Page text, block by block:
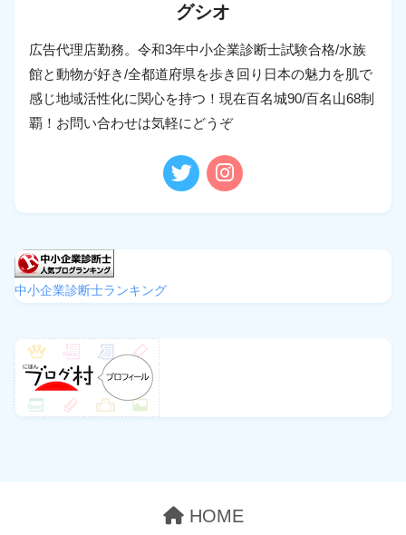
グシオ
広告代理店勤務。令和3年中小企業診断士試験合格/水族
館と動物が好き/全都道府県を歩き回り日本の魅力を肌で
感じ地域活性化に関心を持つ！現在百名城90/百名山68制
覇！お問い合わせは気軽にどうぞ
中小企業診断士ランキング
HOME